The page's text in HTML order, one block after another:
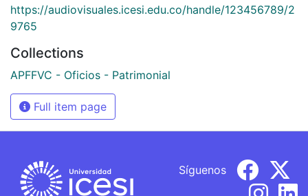
https://audiovisuales.icesi.edu.co/handle/123456789/2
9765
Collections
APFFVC - Oficios - Patrimonial
Full item page
Síguenos